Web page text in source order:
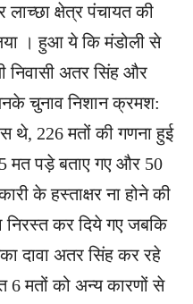
क्षेत्र पंचायत की
। हुआ ये कि मंडोली से
निवासी अतर सिंह और
चुनाव निशान क्रमश:
थे, 226 मतों की गणना हुई
मत पड़े बताए गए और 50
के हस्ताक्षर ना होने की
निरस्त कर दिये गए जबकि
दावा अतर सिंह कर रहे
मतों को अन्य कारणों से